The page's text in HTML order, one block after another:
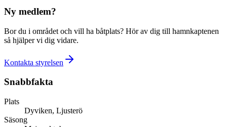
Ny medlem?
Bor du i området och vill ha båtplats? Hör av dig till hamnkaptenen
så hjälper vi dig vidare.
Kontakta styrelsen
Snabbfakta
Plats
Dyviken, Ljusterö
Säsong